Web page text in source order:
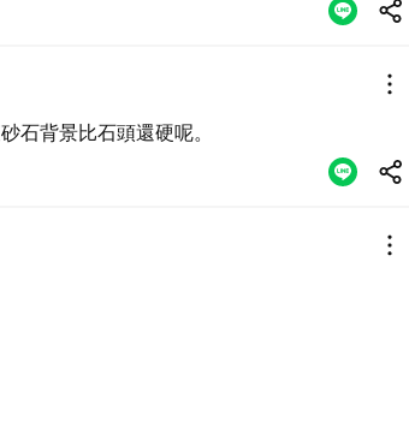
石背景比石頭還硬呢。